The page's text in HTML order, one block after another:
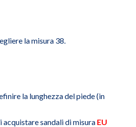
la misura 38.
la lunghezza del piede (in
acquistare sandali di misura EU